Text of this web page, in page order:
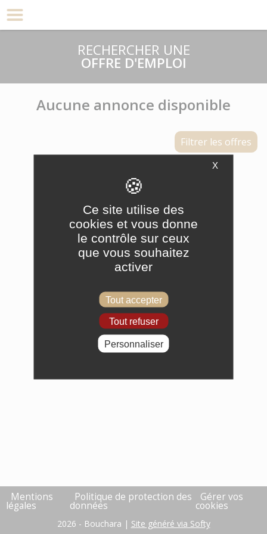
CANDIDATURE SPONTANÉE
RECHERCHER UNE
OFFRE D'EMPLOI
Aucune annonce disponible
Filtrer les offres
Mentions
légales
Politique de protection des
données
Gérer vos
cookies
2026 - Bouchara | Site généré via Softy
X
Ce site utilise des
cookies et vous donne
le contrôle sur ceux
que vous souhaitez
activer
Tout accepter
Tout refuser
Personnaliser